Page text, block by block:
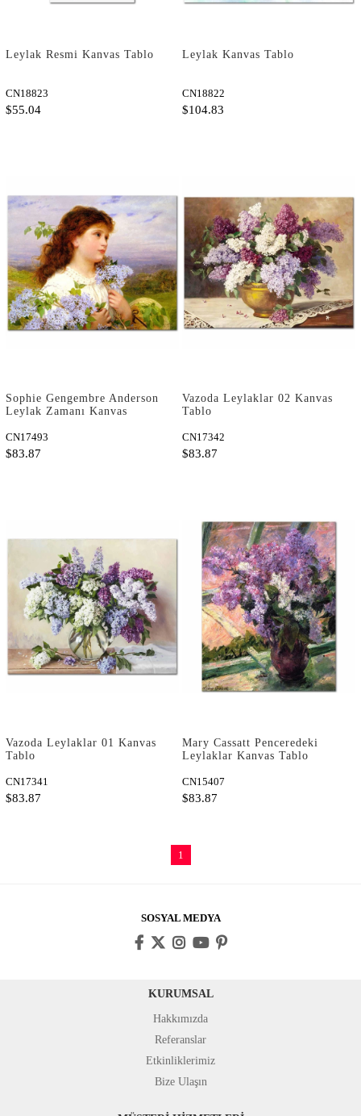
Leylak Resmi Kanvas Tablo
CN18823
$55.04
Leylak Kanvas Tablo
CN18822
$104.83
Sophie Gengembre Anderson
Leylak Zamanı Kanvas
CN17493
$83.87
Vazoda Leylaklar 02 Kanvas
Tablo
CN17342
$83.87
Vazoda Leylaklar 01 Kanvas
Tablo
CN17341
$83.87
Mary Cassatt Penceredeki
Leylaklar Kanvas Tablo
CN15407
$83.87
1
SOSYAL MEDYA
KURUMSAL
Hakkımızda
Referanslar
Etkinliklerimiz
Bize Ulaşın